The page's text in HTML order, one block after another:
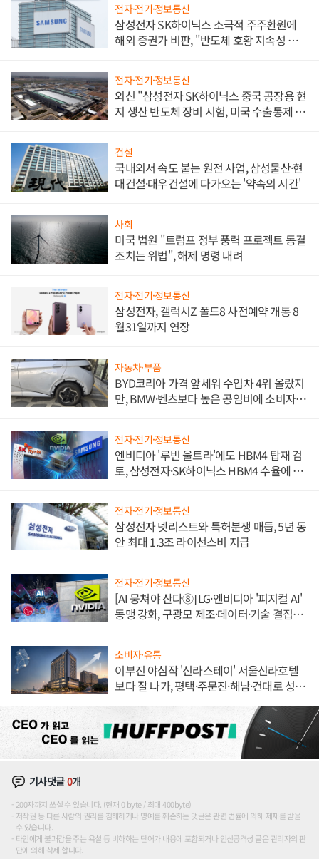
전자·전기·정보통신
삼성전자 SK하이닉스 소극적 주주환원에
해외 증권가 비판, "반도체 호황 지속성 의
전자·전기·정보통신
외신 "삼성전자 SK하이닉스 중국 공장용 현
지 생산 반도체 장비 시험, 미국 수출통제 대
건설
국내외서 속도 붙는 원전 사업, 삼성물산·현
대건설·대우건설에 다가오는 '약속의 시간'
사회
미국 법원 "트럼프 정부 풍력 프로젝트 동결
조치는 위법", 해제 명령 내려
전자·전기·정보통신
삼성전자, 갤럭시Z 폴드8 사전예약 개통 8
월31일까지 연장
자동차·부품
BYD코리아 가격 앞세워 수입차 4위 올랐지
만, BMW·벤츠보다 높은 공임비에 소비자
전자·전기·정보통신
엔비디아 '루빈 울트라'에도 HBM4 탑재 검
토, 삼성전자·SK하이닉스 HBM4 수율에 주
전자·전기·정보통신
삼성전자 넷리스트와 특허분쟁 매듭, 5년 동
안 최대 1.3조 라이선스비 지급
전자·전기·정보통신
[AI 뭉쳐야 산다⑧] LG·엔비디아 '피지컬 AI'
동맹 강화, 구광모 제조·데이터·기술 결집
소비자·유통
이부진 야심작 '신라스테이' 서울신라호텔
보다 잘 나가, 평택·주문진·해남·건대로 성
기사댓글0개
200자까지 쓰실 수 있습니다. (현재 0 byte / 최대 400byte)
저작권 등 다른 사람의 권리를 침해하거나 명예를 훼손하는 댓글은 관련 법률에 의해 제재를 받을
수 있습니다.
타인에게 불쾌감을 주는 욕설 등 비하하는 단어가 내용에 포함되거나 인신공격성 글은 관리자의 판
단에 의해 삭제 합니다.